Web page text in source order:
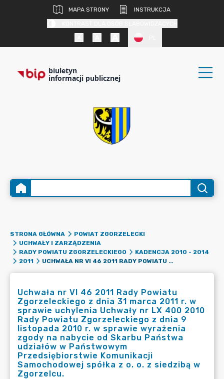
MAPA STRONY
INSTRUKCJA
biuletyn
informacji publicznej
STRONA GŁÓWNA
POWIAT ZGORZELECKI
UCHWAŁY I ZARZĄDZENIA
RADY POWIATU ZGORZELECKIEGO
KADENCJA 2010 - 2014
2011
UCHWAŁA NR VI 46 2011 RADY POWIATU ZGORZELECKIEGO Z DNIA 31 MARCA 2011 R. W SPRAWIE UCHYLENIA UCHWAŁY NR LX 400 2010 RADY POWIATU ZGORZELECKIEGO Z DNIA 9 LISTOPADA 2010 R. W SPRAWIE WYRAŻENIA ZGODY NA NABYCIE OD SKARBU PAŃSTWA UDZIAŁÓW W PAŃSTWOWYM PRZEDSIĘBIORSTWIE KOMUNIKACJI SAMOCHODOWEJ SPÓŁKA Z O. O. Z SIEDZIBĄ W ZGORZELCU.
Uchwała nr VI 46 2011 Rady Powiatu
Zgorzeleckiego z dnia 31 marca 2011 r. w
sprawie uchylenia Uchwały nr LX 400 2010
Rady Powiatu Zgorzeleckiego z dnia 9
listopada 2010 r. w sprawie wyrażenia
zgody na nabycie od Skarbu Państwa
udziałów w Państwowym
Przedsiębiorstwie Komunikacji
Samochodowej spółka z o. o. z siedzibą w
Zgorzelcu.